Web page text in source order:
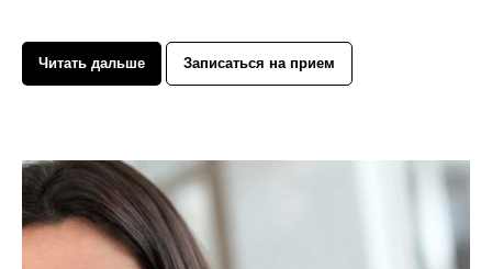
Читать дальше Записаться на прием